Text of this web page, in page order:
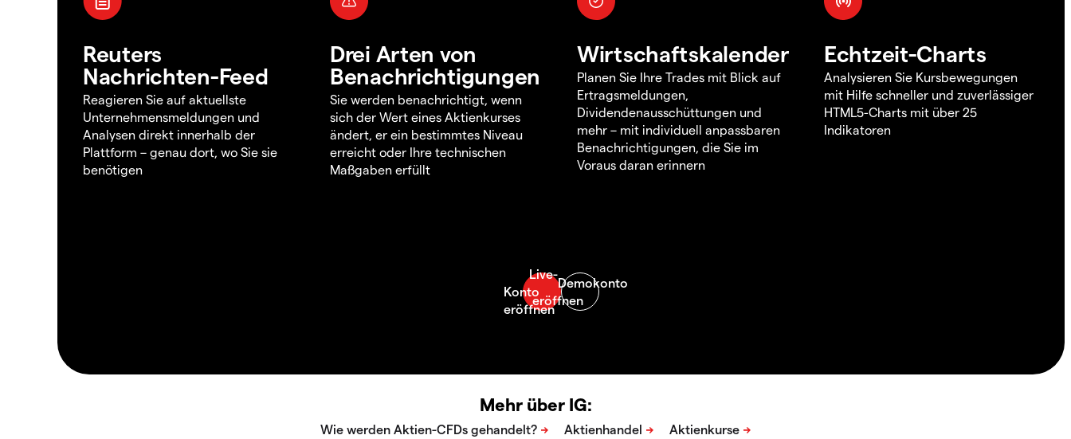
Reuters
Nachrichten-Feed
Reagieren Sie auf aktuellste
Unternehmensmeldungen und
Analysen direkt innerhalb der
Plattform – genau dort, wo Sie sie
benötigen
Drei Arten von
Benachrichtigungen
Sie werden benachrichtigt, wenn
sich der Wert eines Aktienkurses
ändert, er ein bestimmtes Niveau
erreicht oder Ihre technischen
Maßgaben erfüllt
Wirtschaftskalender
Planen Sie Ihre Trades mit Blick auf
Ertragsmeldungen,
Dividendenausschüttungen und
mehr – mit individuell anpassbaren
Benachrichtigungen, die Sie im
Voraus daran erinnern
Echtzeit-Charts
Analysieren Sie Kursbewegungen
mit Hilfe schneller und zuverlässiger
HTML5-Charts mit über 25
Indikatoren
Mehr über IG: